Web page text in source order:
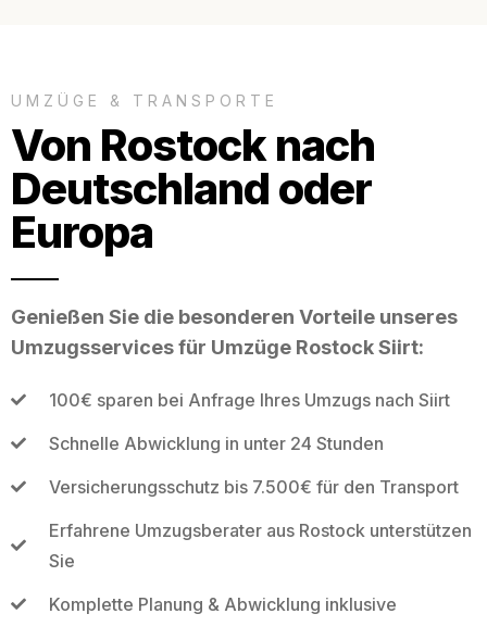
UMZÜGE & TRANSPORTE
Von Rostock nach
Deutschland oder
Europa
Genießen Sie die besonderen Vorteile unseres
Umzugsservices für Umzüge Rostock Siirt:
100€ sparen bei Anfrage Ihres Umzugs nach Siirt
Schnelle Abwicklung in unter 24 Stunden
Versicherungsschutz bis 7.500€ für den Transport
Erfahrene Umzugsberater aus Rostock unterstützen
Sie
Komplette Planung & Abwicklung inklusive